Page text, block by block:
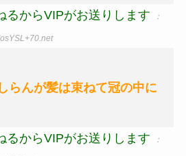
るからVIPがお送りします ：
らんが髪は束ねて冠の中に
るからVIPがお送りします ：